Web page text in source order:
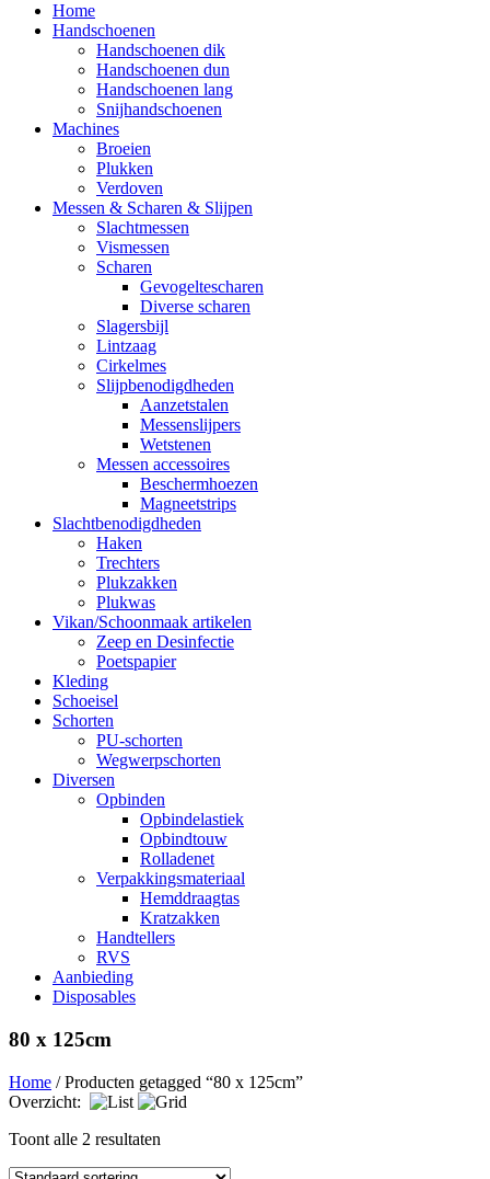
Home
Handschoenen
Handschoenen dik
Handschoenen dun
Handschoenen lang
Snijhandschoenen
Machines
Broeien
Plukken
Verdoven
Messen & Scharen & Slijpen
Slachtmessen
Vismessen
Scharen
Gevogeltescharen
Diverse scharen
Slagersbijl
Lintzaag
Cirkelmes
Slijpbenodigdheden
Aanzetstalen
Messenslijpers
Wetstenen
Messen accessoires
Beschermhoezen
Magneetstrips
Slachtbenodigdheden
Haken
Trechters
Plukzakken
Plukwas
Vikan/Schoonmaak artikelen
Zeep en Desinfectie
Poetspapier
Kleding
Schoeisel
Schorten
PU-schorten
Wegwerpschorten
Diversen
Opbinden
Opbindelastiek
Opbindtouw
Rolladenet
Verpakkingsmateriaal
Hemddraagtas
Kratzakken
Handtellers
RVS
Aanbieding
Disposables
80 x 125cm
Home / Producten getagged “80 x 125cm”
Overzicht:
Toont alle 2 resultaten